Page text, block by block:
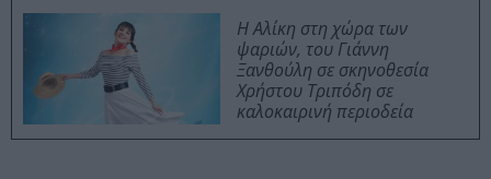
Η Αλίκη στη χώρα των
ψαριών, του Γιάννη
Ξανθούλη σε σκηνοθεσία
Χρήστου Τριπόδη σε
καλοκαιρινή περιοδεία